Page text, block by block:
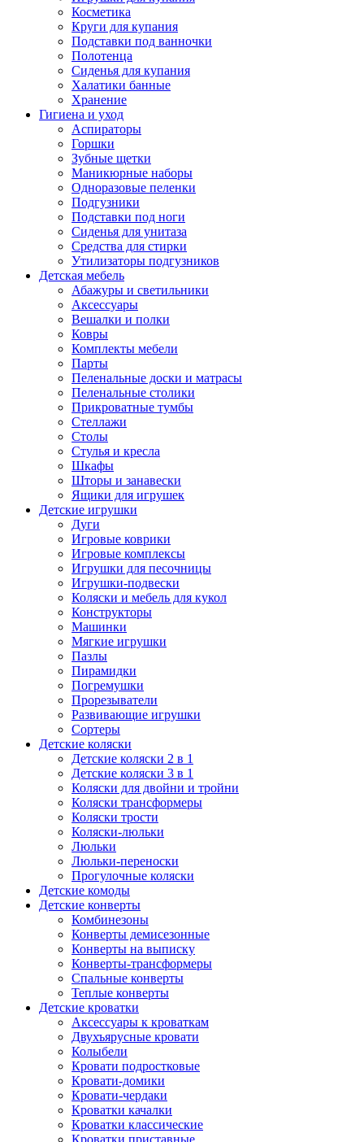
Косметика
Круги для купания
Подставки под ванночки
Полотенца
Сиденья для купания
Халатики банные
Хранение
Гигиена и уход
Аспираторы
Горшки
Зубные щетки
Маникюрные наборы
Одноразовые пеленки
Подгузники
Подставки под ноги
Сиденья для унитаза
Средства для стирки
Утилизаторы подгузников
Детская мебель
Абажуры и светильники
Аксессуары
Вешалки и полки
Ковры
Комплекты мебели
Парты
Пеленальные доски и матрасы
Пеленальные столики
Прикроватные тумбы
Стеллажи
Столы
Стулья и кресла
Шкафы
Шторы и занавески
Ящики для игрушек
Детские игрушки
Дуги
Игровые коврики
Игровые комплексы
Игрушки для песочницы
Игрушки-подвески
Коляски и мебель для кукол
Конструкторы
Машинки
Мягкие игрушки
Пазлы
Пирамидки
Погремушки
Прорезыватели
Развивающие игрушки
Сортеры
Детские коляски
Детские коляски 2 в 1
Детские коляски 3 в 1
Коляски для двойни и тройни
Коляски трансформеры
Коляски трости
Коляски-люльки
Люльки
Люльки-переноски
Прогулочные коляски
Детские комоды
Детские конверты
Комбинезоны
Конверты демисезонные
Конверты на выписку
Конверты-трансформеры
Спальные конверты
Теплые конверты
Детские кроватки
Аксессуары к кроваткам
Двухъярусные кровати
Колыбели
Кровати подростковые
Кровати-домики
Кровати-чердаки
Кроватки качалки
Кроватки классические
Кроватки приставные